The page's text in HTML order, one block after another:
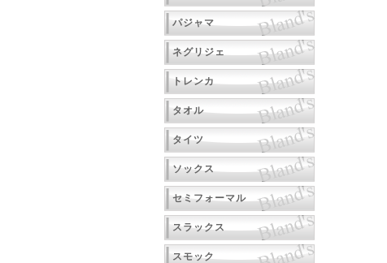
パジャマ
ネグリジェ
トレンカ
タオル
タイツ
ソックス
セミフォーマル
スラックス
スモック